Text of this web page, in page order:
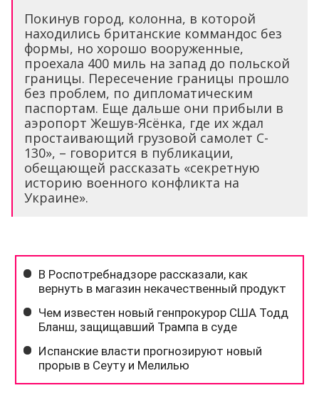
Покинув город, колонна, в которой
находились британские коммандос без
формы, но хорошо вооруженные,
проехала 400 миль на запад до польской
границы. Пересечение границы прошло
без проблем, по дипломатическим
паспортам. Еще дальше они прибыли в
аэропорт Жешув-Ясёнка, где их ждал
простаивающий грузовой самолет C-
130», – говорится в публикации,
обещающей рассказать «секретную
историю военного конфликта на
Украине».